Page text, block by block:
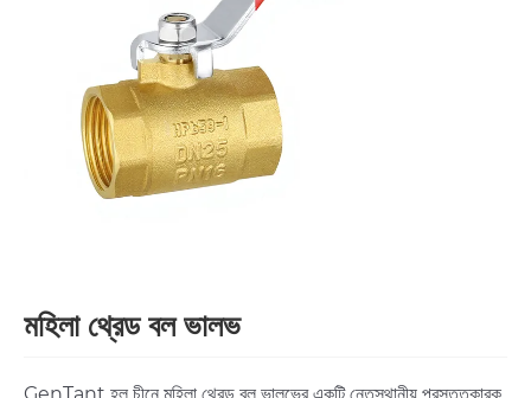
মহিলা থ্রেড বল ভালভ